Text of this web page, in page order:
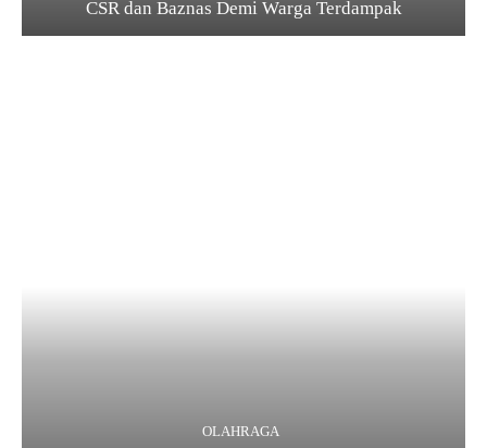
CSR dan Baznas Demi Warga Terdampak
OLAHRAGA